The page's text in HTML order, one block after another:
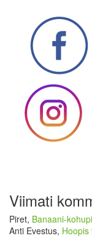
Viimati
Piret, Banaani-
Anti Evestus,